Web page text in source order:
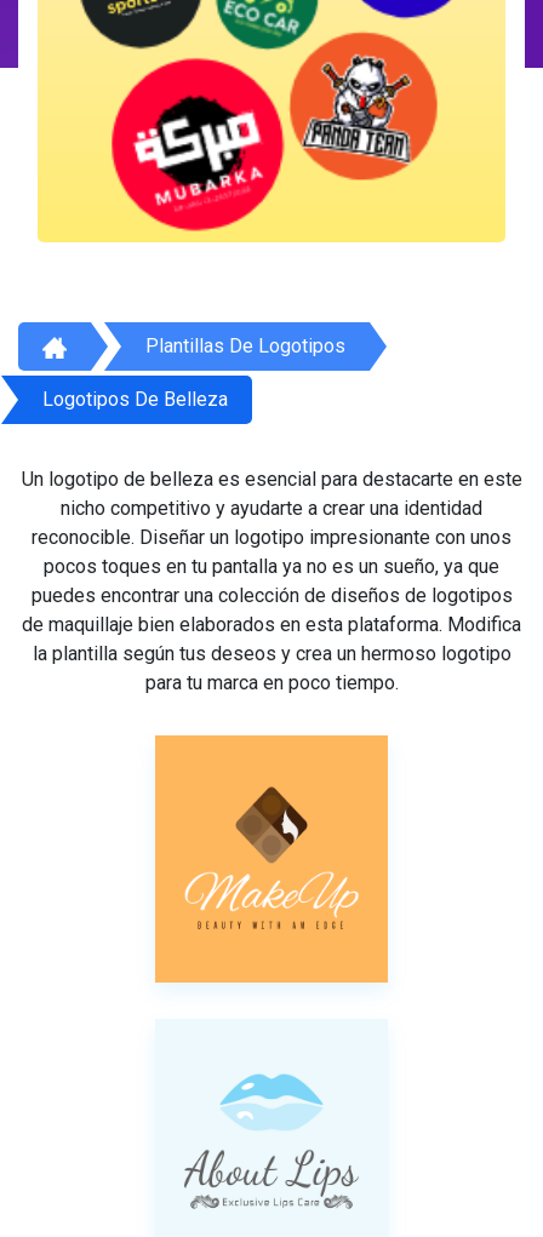
Plantillas De Logotipos
Logotipos De Belleza
Un logotipo de belleza es esencial para destacarte en este
nicho competitivo y ayudarte a crear una identidad
reconocible. Diseñar un logotipo impresionante con unos
pocos toques en tu pantalla ya no es un sueño, ya que
puedes encontrar una colección de diseños de logotipos
de maquillaje bien elaborados en esta plataforma. Modifica
la plantilla según tus deseos y crea un hermoso logotipo
para tu marca en poco tiempo.